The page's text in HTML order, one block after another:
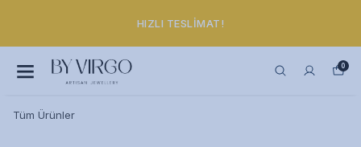
HIZLI TESLIMAT!
0
Tüm Ürünler